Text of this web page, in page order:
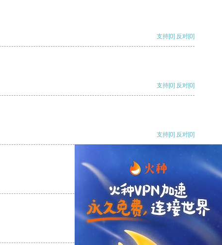
支持[0] 反对[0]
支持[0] 反对[0]
支持[0] 反对[0]
支持 反对
[0]